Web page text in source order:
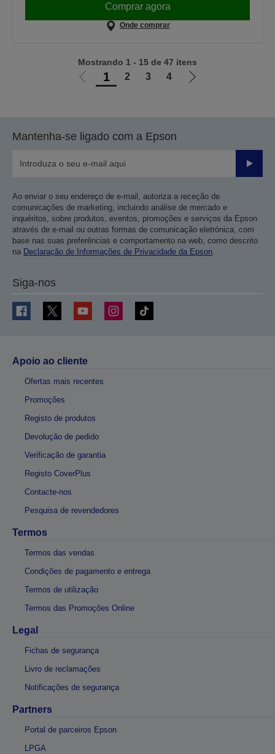
Comprar agora
Onde comprar
Ir
anterior
1 2 3 4
Ir
Mostrando 1 - 15 de 47 itens
Mantenha-se ligado com a Epson
Enviar
Ao enviar o seu endereço de e-mail, autoriza a receção de
comunicações de marketing, incluindo análise de mercado e
inquéritos, sobre produtos, eventos, promoções e serviços da Epson
através de e-mail ou outras formas de comunicação eletrónica, com
base nas suas preferências e comportamento na web, como descrito
na Declaração de Informações de Privacidade da Epson.
Siga-nos
Apoio ao cliente
Ofertas mais recentes
Promoções
Registo de produtos
Devolução de pedido
Verificação de garantia
Registo CoverPlus
Contacte-nos
Pesquisa de revendedores
Termos
Termos das vendas
Condições de pagamento e entrega
Termos de utilização
Termos das Promoções Online
Legal
Fichas de segurança
Livro de reclamações
Notificações de segurança
Partners
Portal de parceiros Epson
LPGA